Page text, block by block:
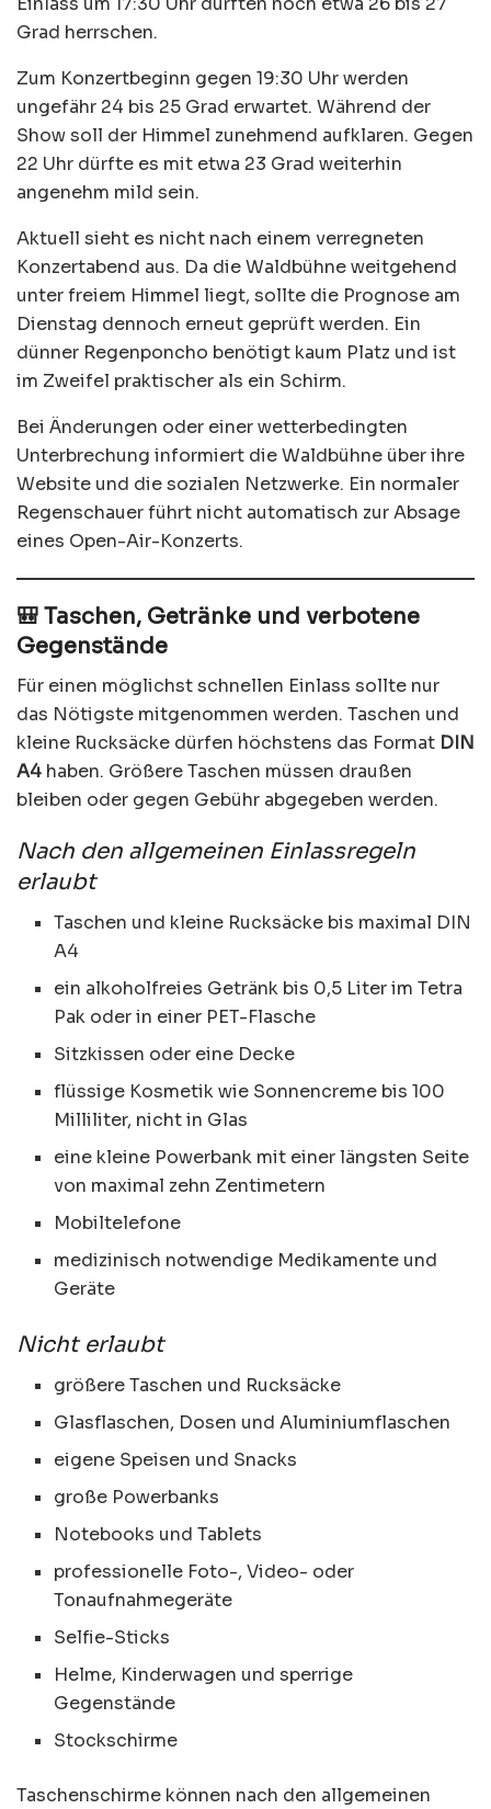
Grad herrschen.
Zum Konzertbeginn gegen 19:30 Uhr werden
ungefähr 24 bis 25 Grad erwartet. Während der
Show soll der Himmel zunehmend aufklaren. Gegen
22 Uhr dürfte es mit etwa 23 Grad weiterhin
angenehm mild sein.
Aktuell sieht es nicht nach einem verregneten
Konzertabend aus. Da die Waldbühne weitgehend
unter freiem Himmel liegt, sollte die Prognose am
Dienstag dennoch erneut geprüft werden. Ein
dünner Regenponcho benötigt kaum Platz und ist
im Zweifel praktischer als ein Schirm.
Bei Änderungen oder einer wetterbedingten
Unterbrechung informiert die Waldbühne über ihre
Website und die sozialen Netzwerke. Ein normaler
Regenschauer führt nicht automatisch zur Absage
eines Open-Air-Konzerts.
🎒 Taschen, Getränke und verbotene
Gegenstände
Für einen möglichst schnellen Einlass sollte nur
das Nötigste mitgenommen werden. Taschen und
kleine Rucksäcke dürfen höchstens das Format DIN
A4 haben. Größere Taschen müssen draußen
bleiben oder gegen Gebühr abgegeben werden.
Nach den allgemeinen Einlassregeln
erlaubt
Taschen und kleine Rucksäcke bis maximal DIN
A4
ein alkoholfreies Getränk bis 0,5 Liter im Tetra
Pak oder in einer PET-Flasche
Sitzkissen oder eine Decke
flüssige Kosmetik wie Sonnencreme bis 100
Milliliter, nicht in Glas
eine kleine Powerbank mit einer längsten Seite
von maximal zehn Zentimetern
Mobiltelefone
medizinisch notwendige Medikamente und
Geräte
Nicht erlaubt
größere Taschen und Rucksäcke
Glasflaschen, Dosen und Aluminiumflaschen
eigene Speisen und Snacks
große Powerbanks
Notebooks und Tablets
professionelle Foto-, Video- oder
Tonaufnahmegeräte
Selfie-Sticks
Helme, Kinderwagen und sperrige
Gegenstände
Stockschirme
Taschenschirme können nach den allgemeinen